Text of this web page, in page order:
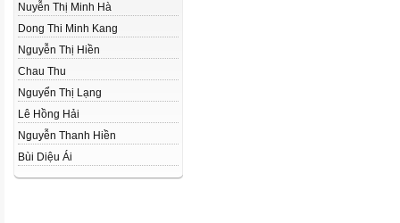
Nuyễn Thị Minh Hà
Dong Thi Minh Kang
Nguyễn Thị Hiền
Chau Thu
Nguyển Thị Lạng
Lê Hồng Hải
Nguyễn Thanh Hiền
Bùi Diệu Ái